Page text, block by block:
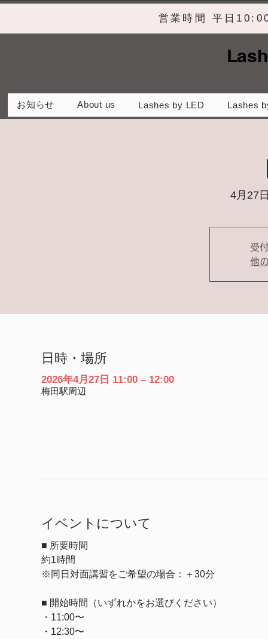
営業時間 平日
お知らせ About us Lashes by LED Lashes
4月27
受
他
日時・場所
2026年4月27日 11:00 – 12:00
梅田駅周辺
イベントについて
■ 所要時間
約1時間
※同日対面講習をご希望の場合：＋30分
■ 開始時間（いずれかをお選びください）
・11:00〜
・12:30〜